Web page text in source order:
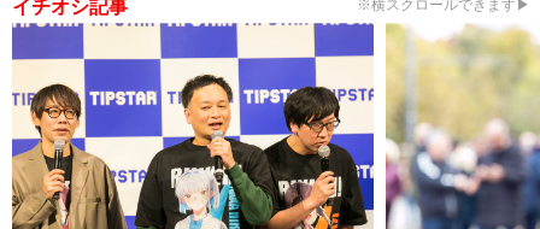
イチオシ記事 ※横スクロールできます▶